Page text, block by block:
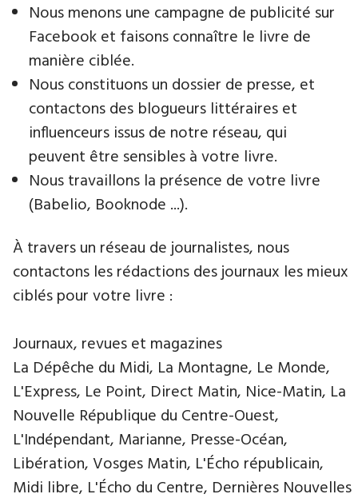
Nous menons une campagne de publicité sur
Facebook et faisons connaître le livre de
manière ciblée.
Nous constituons un dossier de presse, et
contactons des blogueurs littéraires et
influenceurs issus de notre réseau, qui
peuvent être sensibles à votre livre.
Nous travaillons la présence de votre livre
(Babelio, Booknode ...).
À travers un réseau de journalistes, nous
contactons les rédactions des journaux les mieux
ciblés pour votre livre :
Journaux, revues et magazines
La Dépêche du Midi, La Montagne, Le Monde,
L'Express, Le Point, Direct Matin, Nice-Matin, La
Nouvelle République du Centre-Ouest,
L'Indépendant, Marianne, Presse-Océan,
Libération, Vosges Matin, L'Écho républicain,
Midi libre, L'Écho du Centre, Dernières Nouvelles